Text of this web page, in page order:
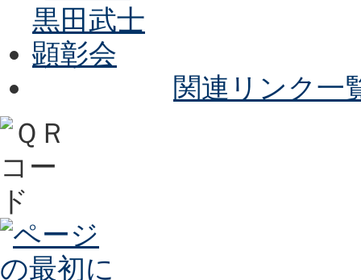
関連リンク一